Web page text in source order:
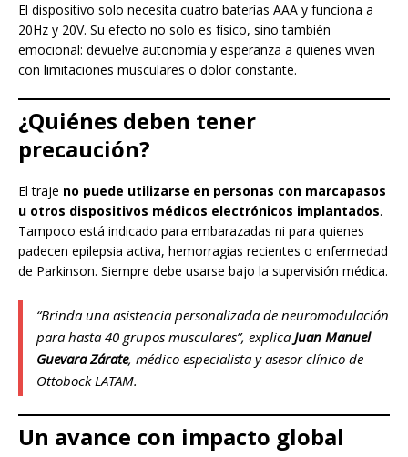
El dispositivo solo necesita cuatro baterías AAA y funciona a
20Hz y 20V. Su efecto no solo es físico, sino también
emocional: devuelve autonomía y esperanza a quienes viven
con limitaciones musculares o dolor constante.
¿Quiénes deben tener
precaución?
El traje no puede utilizarse en personas con marcapasos
u otros dispositivos médicos electrónicos implantados.
Tampoco está indicado para embarazadas ni para quienes
padecen epilepsia activa, hemorragias recientes o enfermedad
de Parkinson. Siempre debe usarse bajo la supervisión médica.
“Brinda una asistencia personalizada de neuromodulación
para hasta 40 grupos musculares”, explica Juan Manuel
Guevara Zárate, médico especialista y asesor clínico de
Ottobock LATAM.
Un avance con impacto global